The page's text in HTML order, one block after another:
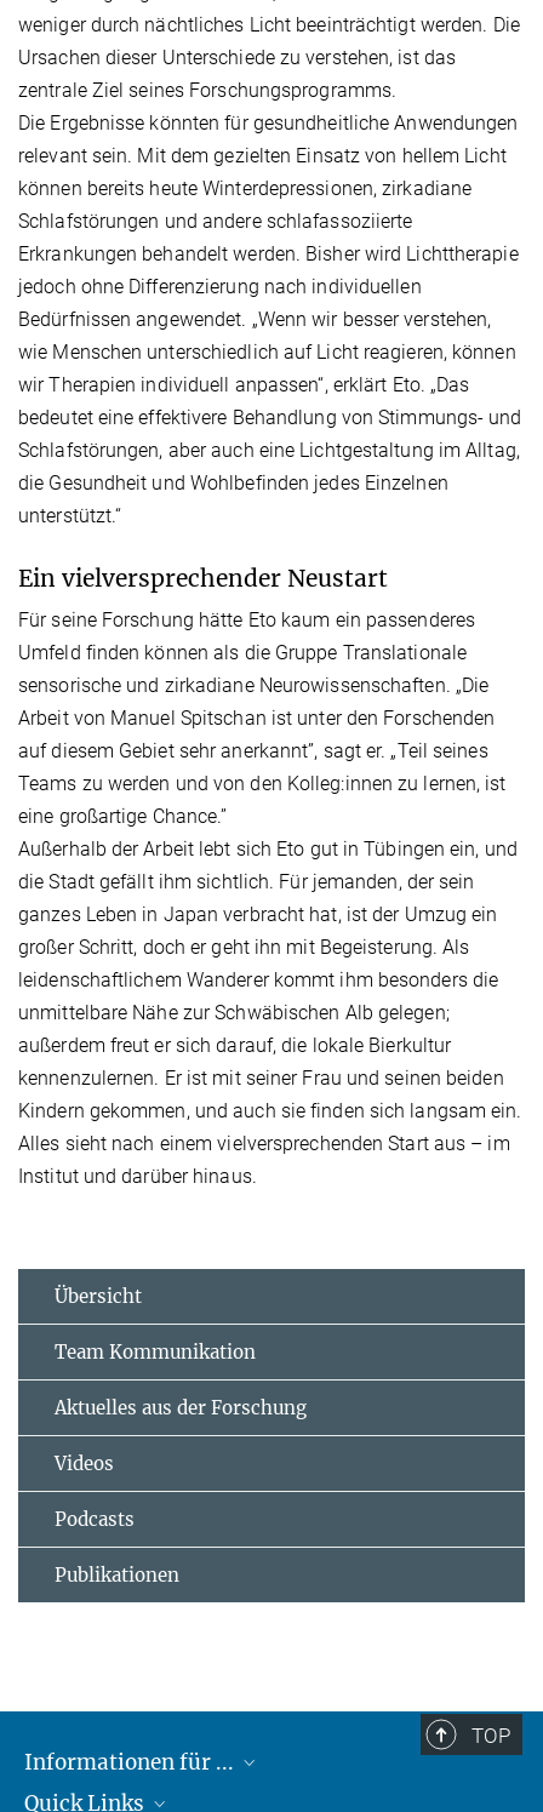
weniger durch nächtliches Licht beeinträchtigt werden. Die
Ursachen dieser Unterschiede zu verstehen, ist das
zentrale Ziel seines Forschungsprogramms.
Die Ergebnisse könnten für gesundheitliche Anwendungen
relevant sein. Mit dem gezielten Einsatz von hellem Licht
können bereits heute Winterdepressionen, zirkadiane
Schlafstörungen und andere schlafassoziierte
Erkrankungen behandelt werden. Bisher wird Lichttherapie
jedoch ohne Differenzierung nach individuellen
Bedürfnissen angewendet. „Wenn wir besser verstehen,
wie Menschen unterschiedlich auf Licht reagieren, können
wir Therapien individuell anpassen“, erklärt Eto. „Das
bedeutet eine effektivere Behandlung von Stimmungs- und
Schlafstörungen, aber auch eine Lichtgestaltung im Alltag,
die Gesundheit und Wohlbefinden jedes Einzelnen
unterstützt.“
Ein vielversprechender Neustart
Für seine Forschung hätte Eto kaum ein passenderes
Umfeld finden können als die Gruppe Translationale
sensorische und zirkadiane Neurowissenschaften. „Die
Arbeit von Manuel Spitschan ist unter den Forschenden
auf diesem Gebiet sehr anerkannt”, sagt er. „Teil seines
Teams zu werden und von den Kolleg:innen zu lernen, ist
eine großartige Chance.”
Außerhalb der Arbeit lebt sich Eto gut in Tübingen ein, und
die Stadt gefällt ihm sichtlich. Für jemanden, der sein
ganzes Leben in Japan verbracht hat, ist der Umzug ein
großer Schritt, doch er geht ihn mit Begeisterung. Als
leidenschaftlichem Wanderer kommt ihm besonders die
unmittelbare Nähe zur Schwäbischen Alb gelegen;
außerdem freut er sich darauf, die lokale Bierkultur
kennenzulernen. Er ist mit seiner Frau und seinen beiden
Kindern gekommen, und auch sie finden sich langsam ein.
Alles sieht nach einem vielversprechenden Start aus – im
Institut und darüber hinaus.
Übersicht
Team Kommunikation
Aktuelles aus der Forschung
Videos
Podcasts
Publikationen
TOP
Informationen für ...
Lieferanten
Quick Links